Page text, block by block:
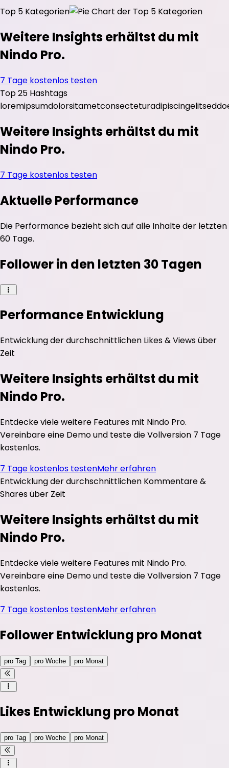
Top 5 Kategorien
Weitere Insights erhältst du mit
Nindo Pro.
7 Tage kostenlos testen
Top 25 Hashtags
loremipsumdolorsitametconsecteturadipiscingelitseddo
Weitere Insights erhältst du mit
Nindo Pro.
7 Tage kostenlos testen
Aktuelle Performance
Die Performance bezieht sich auf alle Inhalte der letzten
60 Tage.
Follower in den letzten 30 Tagen
Performance Entwicklung
Entwicklung der durchschnittlichen Likes&Viewsüber
Zeit
Weitere Insights erhältst du mit
Nindo Pro.
Entdecke viele weitere Features mit Nindo Pro.
Vereinbare eine Demo und teste die Vollversion 7 Tage
kostenlos.
7 Tage kostenlos testenMehr erfahren
Entwicklung der durchschnittlichen Kommentare&
Sharesüber Zeit
Weitere Insights erhältst du mit
Nindo Pro.
Entdecke viele weitere Features mit Nindo Pro.
Vereinbare eine Demo und teste die Vollversion 7 Tage
kostenlos.
7 Tage kostenlos testenMehr erfahren
Follower Entwicklung pro Monat
pro Tag pro Woche pro Monat
Likes Entwicklung pro Monat
pro Tag pro Woche pro Monat